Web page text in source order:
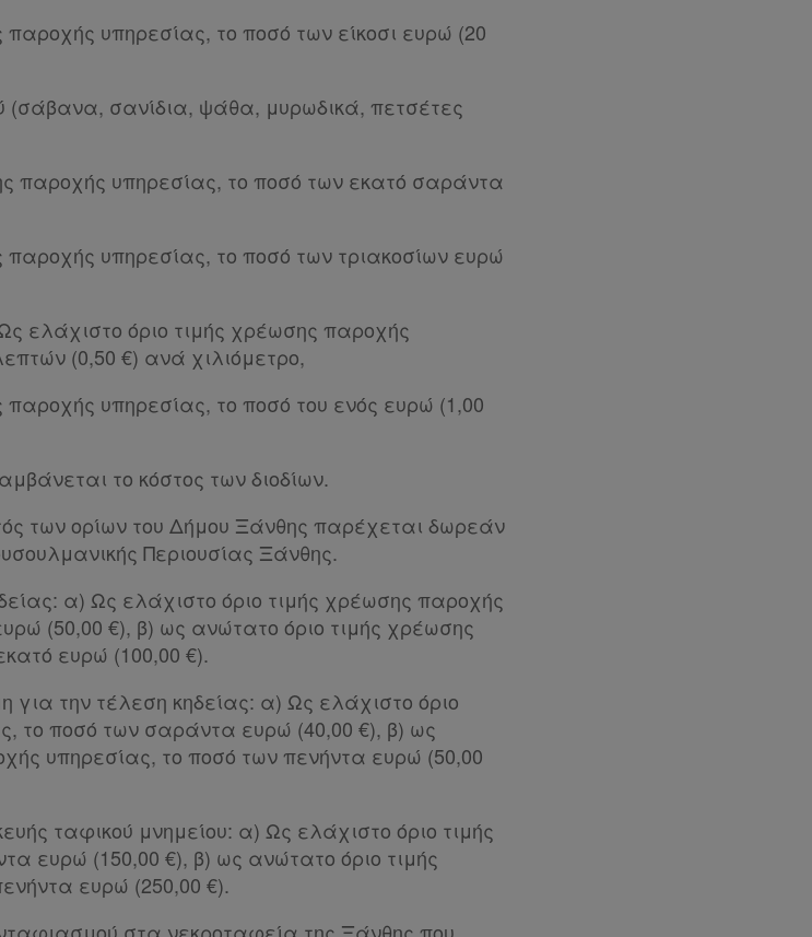
υπηρεσίας, το ποσό των είκοσι ευρώ (20
σανίδια, ψάθα, μυρωδικά, πετσέτες
παροχής υπηρεσίας, το ποσό των εκατό σαράντα
υπηρεσίας, το ποσό των τριακοσίων ευρώ
ελάχιστο όριο τιμής χρέωσης παροχής
(0,50 €) ανά χιλιόμετρο,
υπηρεσίας, το ποσό του ενός ευρώ (1,00
το κόστος των διοδίων.
των ορίων του Δήμου Ξάνθης παρέχεται δωρεάν
Περιουσίας Ξάνθης.
α) Ως ελάχιστο όριο τιμής χρέωσης παροχής
(50,00 €), β) ως ανώτατο όριο τιμής χρέωσης
ευρώ (100,00 €).
για την τέλεση κηδείας: α) Ως ελάχιστο όριο
το ποσό των σαράντα ευρώ (40,00 €), β) ως
υπηρεσίας, το ποσό των πενήντα ευρώ (50,00
ταφικού μνημείου: α) Ως ελάχιστο όριο τιμής
ευρώ (150,00 €), β) ως ανώτατο όριο τιμής
ευρώ (250,00 €).